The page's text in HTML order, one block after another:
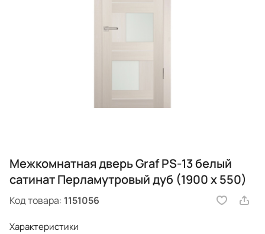
Межкомнатная дверь Graf PS-13 белый
сатинат Перламутровый дуб (1900 х 550)
Код товара: 1151056
Характеристики